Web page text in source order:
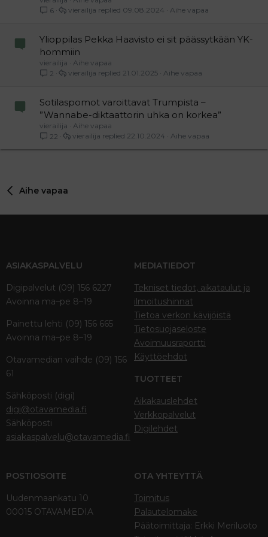
6
Aihe vapaa
09.08.2024
vierailija
Ylioppilas Pekka Haavisto ei sit päässytkään YK-
hommiin
vierailija
Aihe vapaa
2
Aihe vapaa
21.01.2025
vierailija
Sotilaspomot varoittavat Trumpista –
”Wannabe-diktaattorin uhka on korkea”
vierailija
Aihe vapaa
22
Aihe vapaa
22.10.2024
vierailija
Aihe vapaa
ASIAKASPALVELU
Digipalvelut (09) 156 6227
Avoinna ma–pe 8–19
Painettu lehti (09) 156 665
Avoinna ma–pe 8–19
Otavamedian vaihde (09) 156
61
Sähköposti (digi)
digi@otavamedia.fi
Sähköposti
asiakaspalvelu@otavamedia.fi
MEDIATIEDOT
Tekniset tiedot, aikataulut ja
ilmoitushinnat
Tietoa verkon kävijöistä
Tietosuojaseloste
Avoimuusraportti
Käyttöehdot
TUOTTEET
Aikakauslehdet
Verkkopalvelut
Digilehdet
POSTIOSOITE
Uudenmaankatu 10
00015 OTAVAMEDIA
OTA YHTEYTTÄ
Toimitus
Palautelomake
Päätoimittaja: Erkki Meriluoto